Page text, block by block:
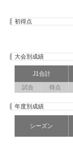
初得点
大会別成績
J1合計
試合
得点
年度別成績
シーズン